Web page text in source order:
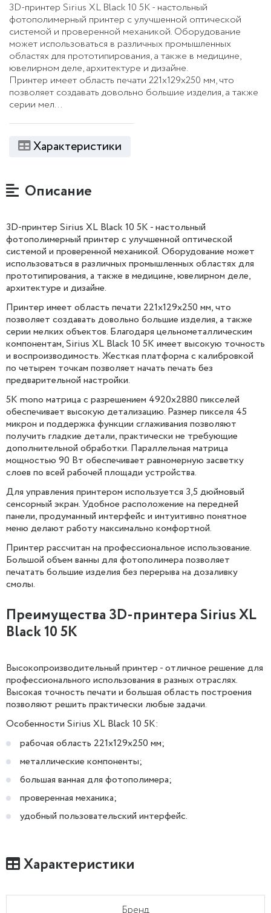
3D-принтер Sirius XL Black 10 5K - настольный
фотополимерный принтер с улучшенной оптической
системой и проверенной механикой. Оборудование
может использоваться в различных промышленных
областях для прототипирования, а также в медицине,
ювелирном деле, архитектуре и дизайне.
Принтер имеет область печати 221х129х250 мм, что
позволяет создавать довольно большие изделия, а также
серии мел...
Характеристики
Описание
3D-принтер Sirius XL Black 10 5K - настольный
фотополимерный принтер с улучшенной оптической
системой и проверенной механикой. Оборудование может
использоваться в различных промышленных областях для
прототипирования, а также в медицине, ювелирном деле,
архитектуре и дизайне.
Принтер имеет область печати 221х129х250 мм, что
позволяет создавать довольно большие изделия, а также
серии мелких объектов. Благодаря цельнометаллическим
компонентам, Sirius XL Black 10 5K имеет высокую точность
и воспроизводимость. Жесткая платформа с калибровкой
по четырем точкам позволяет начать печать без
предварительной настройки.
5K mono матрица с разрешением 4920х2880 пикселей
обеспечивает высокую детализацию. Размер пикселя 45
микрон и поддержка функции сглаживания позволяют
получить гладкие детали, практически не требующие
дополнительной обработки. Параллельная матрица
мощностью 90 Вт обеспечивает равномерную засветку
слоев по всей рабочей площади устройства.
Для управления принтером используется 3,5 дюймовый
сенсорный экран. Удобное расположение на передней
панели, продуманный интерфейс и интуитивно понятное
меню делают работу максимально комфортной.
Принтер рассчитан на профессиональное использование.
Большой объем ванны для фотополимера позволяет
печатать большие изделия без перерыва на дозаливку
смолы.
Преимущества 3D-принтера Sirius XL
Black 10 5K
Высокопроизводительный принтер - отличное решение для
профессионального использования в разных отраслях.
Высокая точность печати и большая область построения
позволяют решить практически любые задачи.
Особенности Sirius XL Black 10 5K:
рабочая область 221х129х250 мм;
металлические компоненты;
большая ванная для фотополимера;
проверенная механика;
удобный пользовательский интерфейс.
Характеристики